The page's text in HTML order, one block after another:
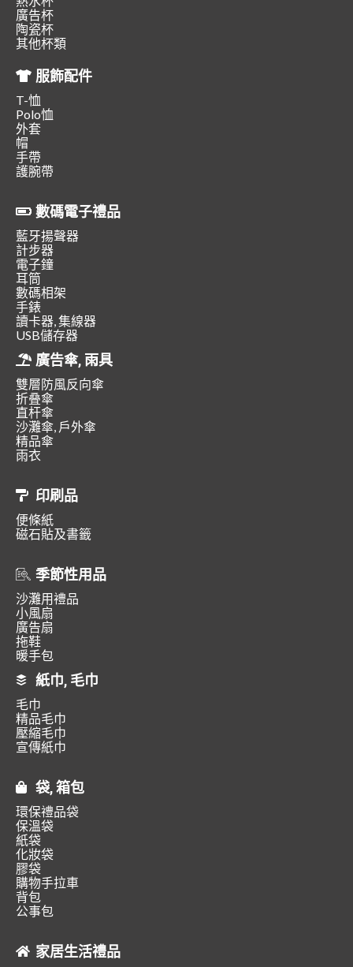
廣告杯
陶瓷杯
其他杯類
服飾配件
T-恤
Polo恤
外套
帽
手帶
護腕帶
數碼電子禮品
藍牙揚聲器
計步器
電子鐘
耳筒
數碼相架
手錶
讀卡器, 集線器
USB儲存器
廣告傘, 雨具
雙層防風反向傘
折叠傘
直杆傘
沙灘傘, 戶外傘
精品傘
雨衣
印刷品
便條紙
磁石貼及書籤
季節性用品
沙灘用禮品
小風扇
廣告扇
拖鞋
暖手包
紙巾, 毛巾
毛巾
精品毛巾
壓縮毛巾
宣傳紙巾
袋, 箱包
環保禮品袋
保溫袋
紙袋
化妝袋
膠袋
購物手拉車
背包
公事包
家居生活禮品